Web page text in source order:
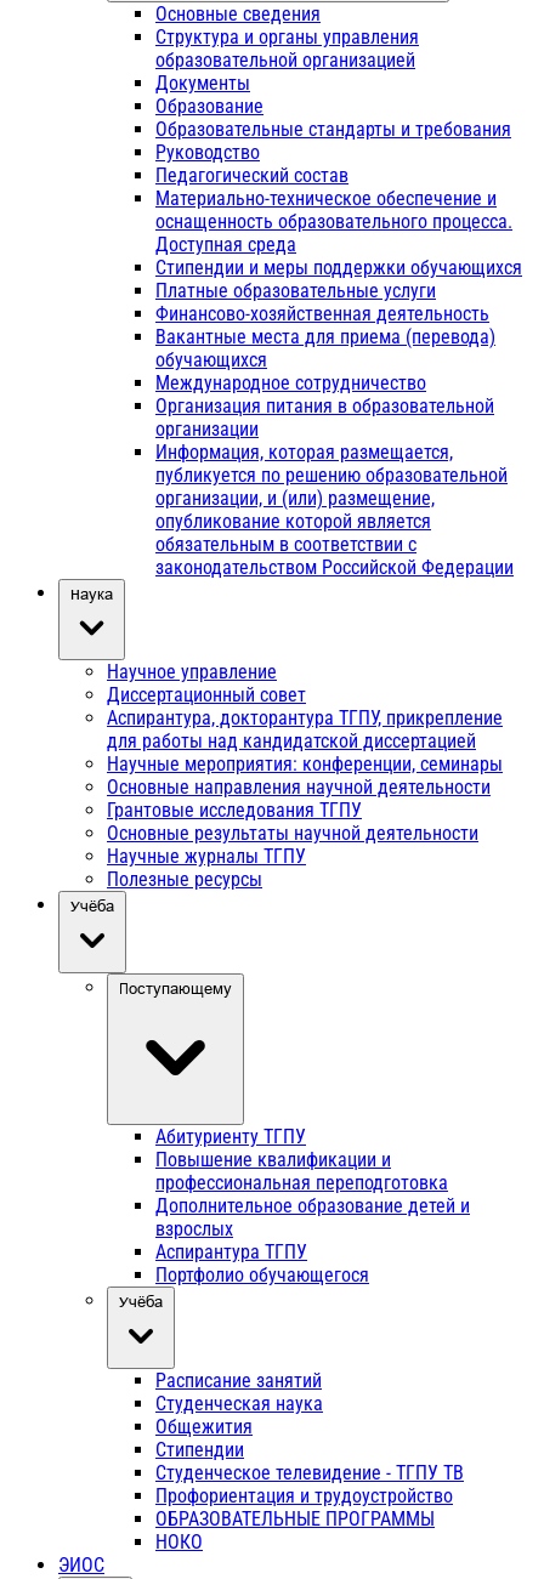
Основные сведения
Структура и органы управления
образовательной организацией
Документы
Образование
Образовательные стандарты и требования
Руководство
Педагогический состав
Материально-техническое обеспечение и
оснащенность образовательного процесса.
Доступная среда
Стипендии и меры поддержки обучающихся
Платные образовательные услуги
Финансово-хозяйственная деятельность
Вакантные места для приема (перевода)
обучающихся
Международное сотрудничество
Организация питания в образовательной
организации
Информация, которая размещается,
публикуется по решению образовательной
организации, и (или) размещение,
опубликование которой является
обязательным в соответствии с
законодательством Российской Федерации
Наука
Научное управление
Диссертационный совет
Аспирантура, докторантура ТГПУ, прикрепление
для работы над кандидатской диссертацией
Научные мероприятия: конференции, семинары
Основные направления научной деятельности
Грантовые исследования ТГПУ
Основные результаты научной деятельности
Научные журналы ТГПУ
Полезные ресурсы
Учёба
Поступающему
Абитуриенту ТГПУ
Повышение квалификации и
профессиональная переподготовка
Дополнительное образование детей и
взрослых
Аспирантура ТГПУ
Портфолио обучающегося
Учёба
Расписание занятий
Студенческая наука
Общежития
Стипендии
Студенческое телевидение - ТГПУ ТВ
Профориентация и трудоустройство
ОБРАЗОВАТЕЛЬНЫЕ ПРОГРАММЫ
НОКО
ЭИОС